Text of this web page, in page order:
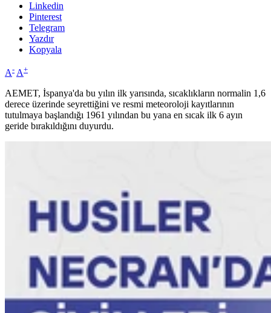
Linkedin
Pinterest
Telegram
Yazdır
Kopyala
A- A+
AEMET, İspanya'da bu yılın ilk yarısında, sıcaklıkların normalin 1,6
derece üzerinde seyrettiğini ve resmi meteoroloji kayıtlarının
tutulmaya başlandığı 1961 yılından bu yana en sıcak ilk 6 ayın
geride bırakıldığını duyurdu.